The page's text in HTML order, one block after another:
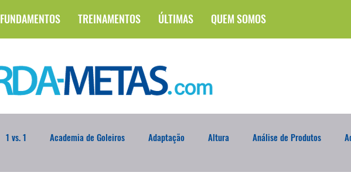
FUNDAMENTOS TREINAMENTOS ÚLTIMAS QUEM SOMOS
1 vs. 1 Academia de Goleiros Adaptação Altura Análise de Produtos